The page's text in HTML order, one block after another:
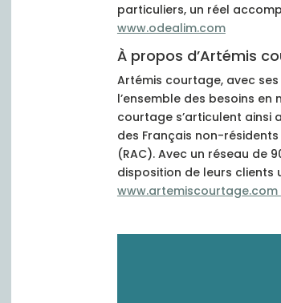
particuliers, un réel
www.odealim.com
À propos d’Artémis
Artémis courtage, avec
l’ensemble des besoins
courtage s’articulent ainsi
des Français non-
(RAC). Avec un réseau
disposition de leurs clients
www.artemiscourtage.com